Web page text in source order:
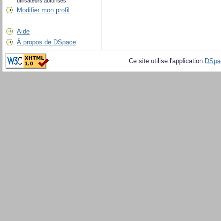
Modifier mon profil
Aide
À propos de DSpace
Ce site utilise l'application